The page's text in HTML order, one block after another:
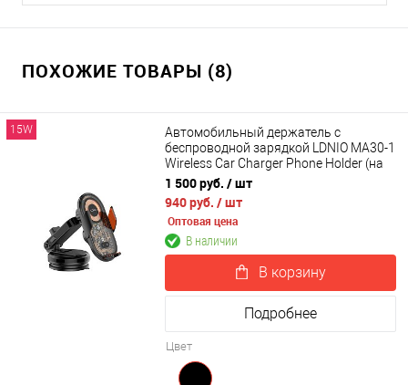
ПОХОЖИЕ ТОВАРЫ (8)
15W
Автомобильный держатель с
беспроводной зарядкой LDNIO MA30-1
Wireless Car Charger Phone Holder (на
торпедо)
1 500 руб. / шт
940 руб. / шт
Оптовая цена
В наличии
В корзину
Подробнее
Цвет